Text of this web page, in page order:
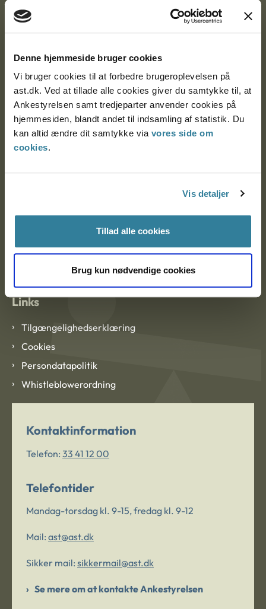
Denne hjemmeside bruger cookies
Vi bruger cookies til at forbedre brugeroplevelsen på
ast.dk. Ved at tillade alle cookies giver du samtykke til, at
Ankestyrelsen samt tredjeparter anvender cookies på
hjemmesiden, blandt andet til indsamling af statistik. Du
kan altid ændre dit samtykke via vores side om
cookies.
Vis detaljer
Tillad alle cookies
Brug kun nødvendige cookies
Nytorv 7, 2. sal
9000 Aalborg
Ankestyrelsen Aalborg
Ankestyrelsen København
CVR: 1007 4002
Om Ankestyrelsen
Om Ankestyrelsen
Blanketter og kontaktformularer
Links
Tilgængelighedserklæring
Cookies
Persondatapolitik
Whistleblowerordning
Kontaktinformation
Telefon: 33 41 12 00
Telefontider
Mandag-torsdag kl. 9-15, fredag kl. 9-12
Mail: ast@ast.dk
Sikker mail: sikkermail@ast.dk
Se mere om at kontakte Ankestyrelsen